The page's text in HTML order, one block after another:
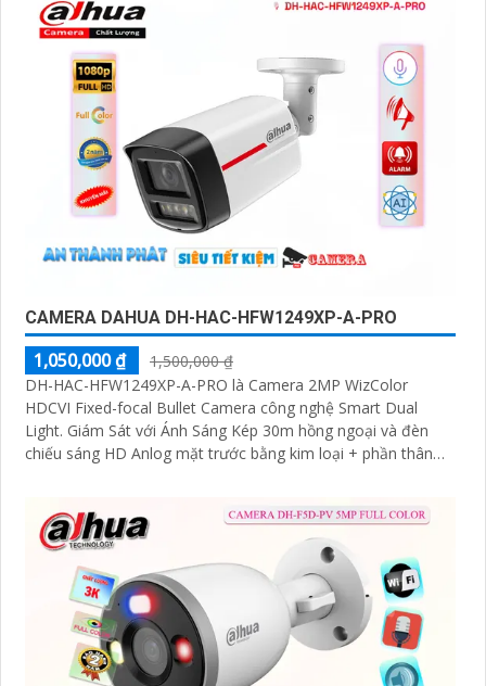
CAMERA DAHUA DH-HAC-HFW1249XP-A-PRO
1,050,000 ₫
1,500,000 ₫
DH-HAC-HFW1249XP-A-PRO là Camera 2MP WizColor
HDCVI Fixed-focal Bullet Camera công nghệ Smart Dual
Light. Giám Sát với Ánh Sáng Kép 30m hồng ngoại và đèn
chiếu sáng HD Anlog mặt trước bằng kim loại + phần thân